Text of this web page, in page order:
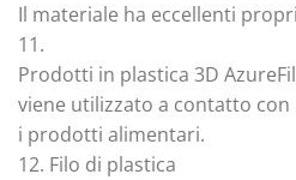
Il materiale ha eccellenti
11.
Prodotti in plastica 3D
viene utilizzato a contatto con
i prodotti alimentari.
12. Filo di plastica